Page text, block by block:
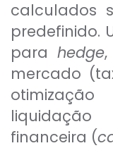
calculados
predefinido.
parahedge
mercado
financeira (